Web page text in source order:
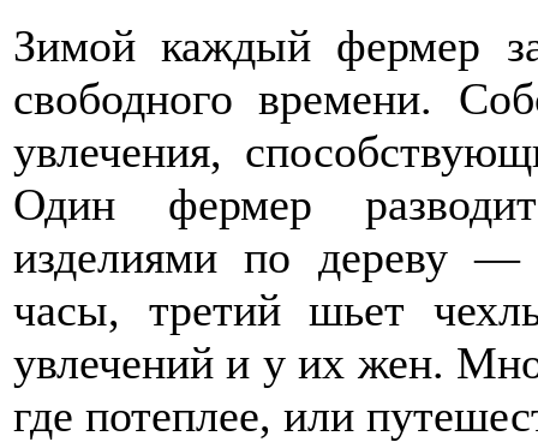
Зимой каждый фермер
свободного времени.
увлечения,
Один фермер
изделиями по дереву —
часы, третий шьет
увлечений и у их жен.
где потеплее, или